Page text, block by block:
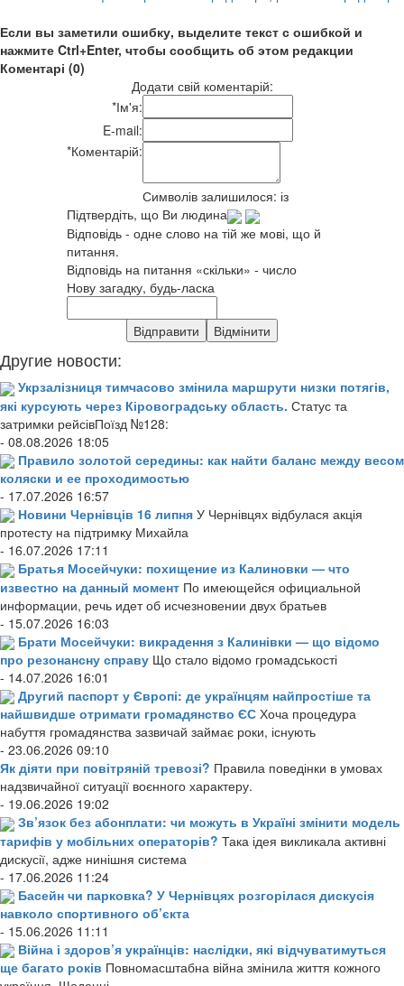
Если вы заметили ошибку, выделите текст с ошибкой и
нажмите Ctrl+Enter, чтобы сообщить об этом редакции
Коментарі (0)
Додати свій коментарій:
*Ім'я:
E-mail:
*Коментарій:
Символів залишилося: із
Підтвердіть, що Ви людина
Відповідь - одне слово на тій же мові, що й
питання.
Відповідь на питання «скільки» - число
Нову загадку, будь-ласка
Другие новости:
Укрзалізниця тимчасово змінила маршрути низки потягів,
які курсують через Кіровоградську область. Статус та
затримки рейсівПоїзд №128:
- 08.08.2026 18:05
Правило золотой середины: как найти баланс между весом
коляски и ее проходимостью
- 17.07.2026 16:57
Новини Чернівців 16 липня У Чернівцях відбулася акція
протесту на підтримку Михайла
- 16.07.2026 17:11
Братья Мосейчуки: похищение из Калиновки — что
известно на данный момент По имеющейся официальной
информации, речь идет об исчезновении двух братьев
- 15.07.2026 16:03
Брати Мосейчуки: викрадення з Калинівки — що відомо
про резонансну справу Що стало відомо громадськості
- 14.07.2026 16:01
Другий паспорт у Європі: де українцям найпростіше та
найшвидше отримати громадянство ЄС Хоча процедура
набуття громадянства зазвичай займає роки, існують
- 23.06.2026 09:10
Як діяти при повітряній тревозі? Правила поведінки в умовах
надзвичайної ситуації воєнного характеру.
- 19.06.2026 19:02
Зв’язок без абонплати: чи можуть в Україні змінити модель
тарифів у мобільних операторів? Така ідея викликала активні
дискусії, адже нинішня система
- 17.06.2026 11:24
Басейн чи парковка? У Чернівцях розгорілася дискусія
навколо спортивного об’єкта
- 15.06.2026 11:11
Війна і здоров’я українців: наслідки, які відчуватимуться
ще багато років Повномасштабна війна змінила життя кожного